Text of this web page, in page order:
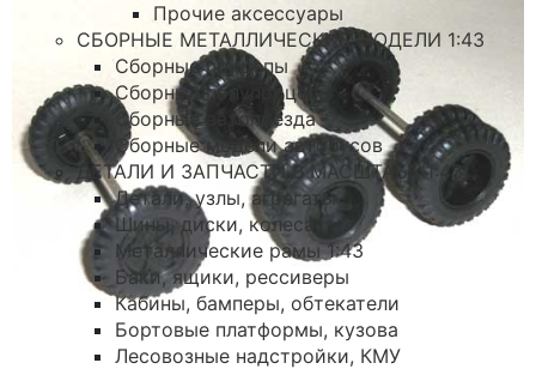
Прочие аксессуары
СБОРНЫЕ МЕТАЛЛИЧЕСКИЕ МОДЕЛИ 1:43
Сборные прицепы
Сборные полуприцепы
Сборные автопоезда
Сборные модели автобусов
ДЕТАЛИ И ЗАПЧАСТИ В МАСШТАБЕ 1:43
Детали, узлы, агрегаты
Шины, диски, колеса
Металлические рамы 1:43
Баки, ящики, рессиверы
Кабины, бамперы, обтекатели
Бортовые платформы, кузова
Лесовозные надстройки, КМУ